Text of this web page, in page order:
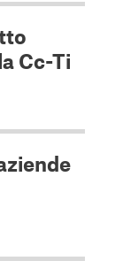
Cc-Ti